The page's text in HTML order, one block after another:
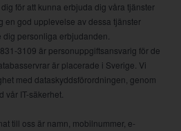
för att kunna erbjuda dig våra tjänster
en god upplevelse av dessa tjänster
dig personliga erbjudanden.
3109 är personuppgiftsansvarig för de
är placerade i Sverige. Vi
med dataskyddsförordningen, genom
vår IT-säkerhet.
till oss är namn, mobilnummer, e-